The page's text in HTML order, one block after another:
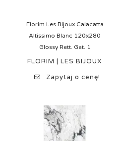
Florim Les Bijoux Calacatta
Altissimo Blanc 120x280
Glossy Rett. Gat. 1
FLORIM | LES BIJOUX
Zapytaj o cenę!